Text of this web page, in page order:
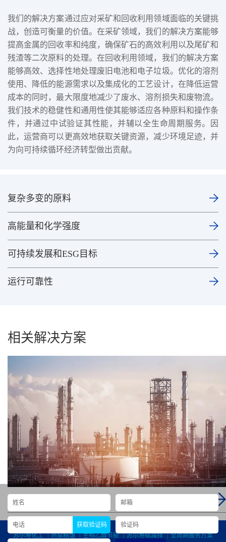
我们的解决方案通过应对采矿和回收利用领域面临的关键挑
战，创造可衡量的价值。在采矿领域，我们的解决方案能够
提高金属的回收率和纯度，确保矿石的高效利用以及尾矿和
残渣等二次原料的处理。在回收利用领域，我们的解决方案
能够高效、选择性地处理废旧电池和电子垃圾。优化的溶剂
使用、降低的能源需求以及集成化的工艺设计，在降低运营
成本的同时，最大限度地减少了废水、溶剂损失和废物流。
我们技术的稳健性和通用性使其能够适应各种原料和操作条
件，并通过中试验证其性能，并辅以全生命周期服务。因
此，运营商可以更高效地获取关键资源，减少环境足迹，并
为向可持续循环经济转型做出贡献。
复杂多变的原料
高能量和化学强度
可持续发展和ESG目标
运行可靠性
相关解决方案
EvapCare™
苏尔寿化工 | 热泵精馏 | 生物乙醇节能 | 苏尔寿碳减排 | 全周期服务方案
获取验证码